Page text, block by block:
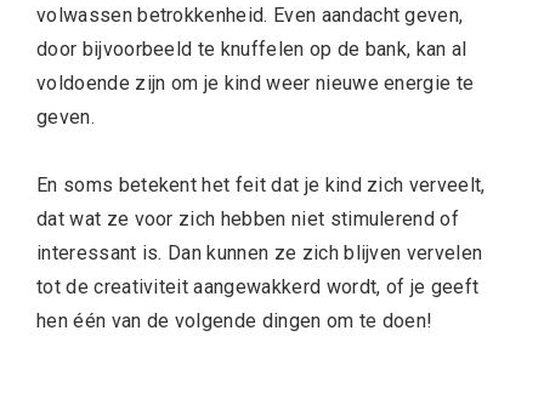
volwassen betrokkenheid. Even aandacht geven,
door bijvoorbeeld te knuffelen op de bank, kan al
voldoende zijn om je kind weer nieuwe energie te
geven.
En soms betekent het feit dat je kind zich verveelt,
dat wat ze voor zich hebben niet stimulerend of
interessant is. Dan kunnen ze zich blijven vervelen
tot de creativiteit aangewakkerd wordt, of je geeft
hen één van de volgende dingen om te doen!